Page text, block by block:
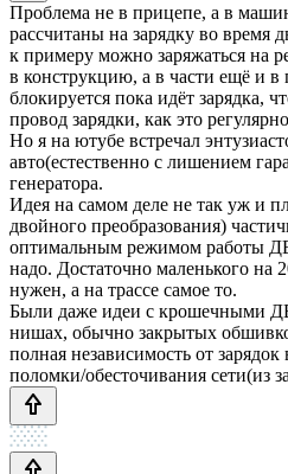
Проблема не в прицепе, а в
рассчитаны на зарядку во
к примеру можно заряжаться на
в конструкцию, а в части ещё и
блокируется пока идёт зарядка,
провод зарядки, как это
Но я на ютубе встречал
авто(естественно с лишением
генератора.
Идея на самом деле не так уж и
двойного преобразования)
оптимальным режимом работы
надо. Достаточно маленького на
нужен, а на трассе самое то.
Были даже идеи с крошечными
нишах, обычно закрытых
полная независимость от зарядок
поломки/обесточивания сети(из